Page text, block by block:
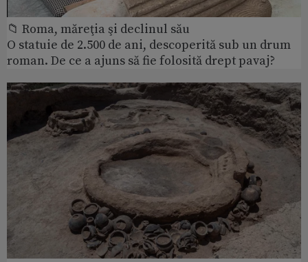
📁 Roma, măreţia şi declinul său
O statuie de 2.500 de ani, descoperită sub un drum
roman. De ce a ajuns să fie folosită drept pavaj?